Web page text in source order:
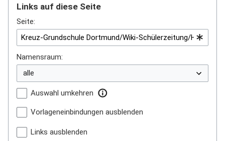
Links auf diese Seite
Seite:
Namensraum:
Auswahl umkehren
Vorlageneinbindungen ausblenden
Links ausblenden